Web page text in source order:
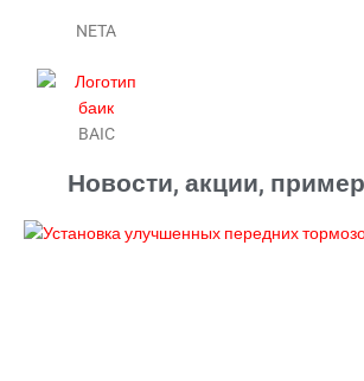
NETA
BAIC
Новости, акции,